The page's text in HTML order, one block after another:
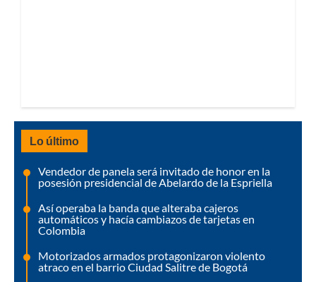
Lo último
Vendedor de panela será invitado de honor en la
posesión presidencial de Abelardo de la Espriella
Así operaba la banda que alteraba cajeros
automáticos y hacía cambiazos de tarjetas en
Colombia
Motorizados armados protagonizaron violento
atraco en el barrio Ciudad Salitre de Bogotá